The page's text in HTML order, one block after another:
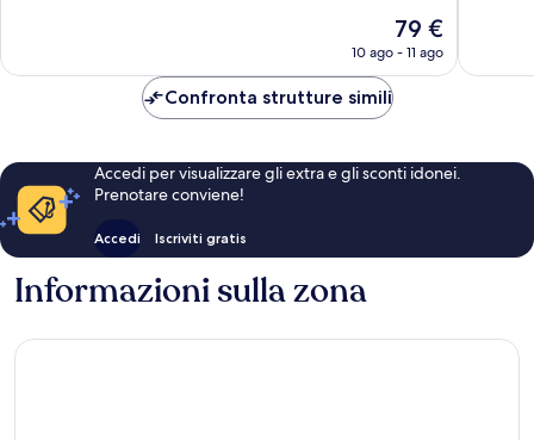
recensioni
Il
prezzo
attuale
79 €
10 ago - 11 ago
Confronta strutture simili
Accedi per visualizzare gli extra e gli sconti idonei.
Prenotare conviene!
Accedi Iscriviti gratis
Informazioni sulla zona